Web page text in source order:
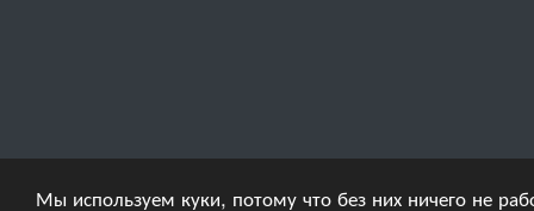
Мы используем куки, потому что без них ничего не